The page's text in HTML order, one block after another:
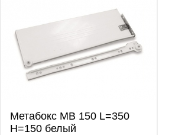
Метабокс МВ 150 L=350
Н=150 белый